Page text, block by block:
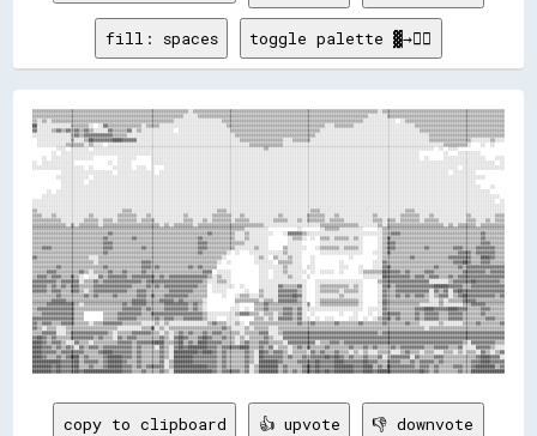
fill: spaces toggle palette ▓→✊🏽
copy to clipboard 👍 upvote 👎 downvote